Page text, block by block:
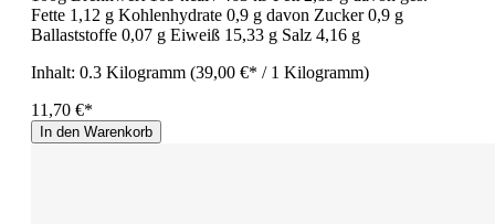
Fette 1,12 g Kohlenhydrate 0,9 g davon Zucker 0,9 g
Ballaststoffe 0,07 g Eiweiß 15,33 g Salz 4,16 g
Inhalt: 0.3 Kilogramm (39,00 €* / 1 Kilogramm)
11,70 €*
In den Warenkorb